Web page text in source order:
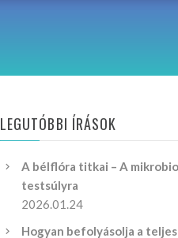
LEGUTÓBBI ÍRÁSOK
A bélflóra titkai – A
testsúlyra
2026.01.24
Hogyan befolyásolja a